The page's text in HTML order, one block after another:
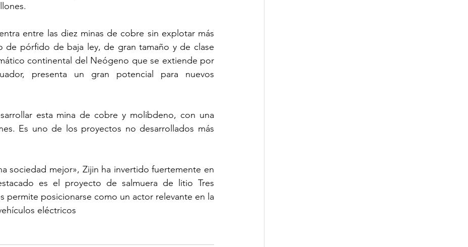
entre las diez minas de cobre sin explotar más
de pórfido de baja ley, de gran tamaño y de clase
continental del Neógeno que se extiende por
presenta un gran potencial para nuevos
esta mina de cobre y molibdeno, con una
Es uno de los proyectos no desarrollados más
sociedad mejor», Zijin ha invertido fuertemente en
es el proyecto de salmuera de litio Tres
permite posicionarse como un actor relevante en la
eléctricos